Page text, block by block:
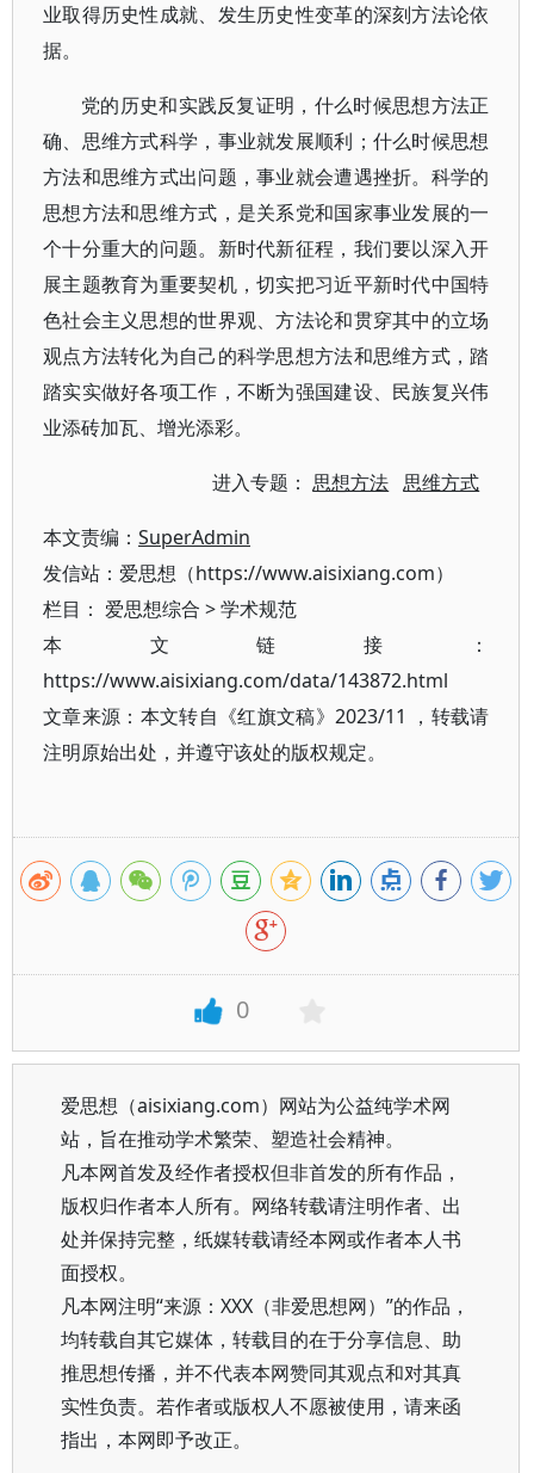
业取得历史性成就、发生历史性变革的深刻方法论依
据。
党的历史和实践反复证明，什么时候思想方法正
确、思维方式科学，事业就发展顺利；什么时候思想
方法和思维方式出问题，事业就会遭遇挫折。科学的
思想方法和思维方式，是关系党和国家事业发展的一
个十分重大的问题。新时代新征程，我们要以深入开
展主题教育为重要契机，切实把习近平新时代中国特
色社会主义思想的世界观、方法论和贯穿其中的立场
观点方法转化为自己的科学思想方法和思维方式，踏
踏实实做好各项工作，不断为强国建设、民族复兴伟
业添砖加瓦、增光添彩。
进入专题：思想方法 思维方式
本文责编： SuperAdmin
发信站：爱思想（https://www.aisixiang.com）
栏目： 爱思想综合 >学术规范
本文链接：
https://www.aisixiang.com/data/143872.html
文章来源：本文转自《红旗文稿》2023/11 ，转载请
注明原始出处，并遵守该处的版权规定。
0
爱思想（aisixiang.com）网站为公益纯学术网
站，旨在推动学术繁荣、塑造社会精神。
凡本网首发及经作者授权但非首发的所有作品，
版权归作者本人所有。网络转载请注明作者、出
处并保持完整，纸媒转载请经本网或作者本人书
面授权。
凡本网注明“来源：XXX（非爱思想网）”的作品，
均转载自其它媒体，转载目的在于分享信息、助
推思想传播，并不代表本网赞同其观点和对其真
实性负责。若作者或版权人不愿被使用，请来函
指出，本网即予改正。